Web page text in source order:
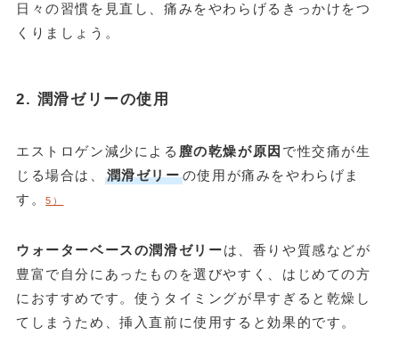
日々の習慣を見直し、痛みをやわらげるきっかけをつ
くりましょう。
2. 潤滑ゼリーの使用
エストロゲン減少による 膣の乾燥が原因 で性交痛が生
じる場合は、
潤滑ゼリーの使用が痛みをやわらげま
す。5）
ウォーターベースの潤滑ゼリーは、香りや質感などが
豊富で自分にあったものを選びやすく、はじめての方
におすすめです。使うタイミングが早すぎると乾燥し
てしまうため、挿入直前に使用すると効果的です。